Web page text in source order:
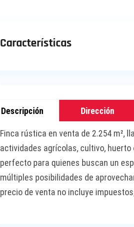
Características
Descripción Dirección
Finca rústica en venta de 2.254 m²,
actividades agrícolas, cultivo,
perfecto para quienes buscan un
múltiples posibilidades de
precio de venta no incluye